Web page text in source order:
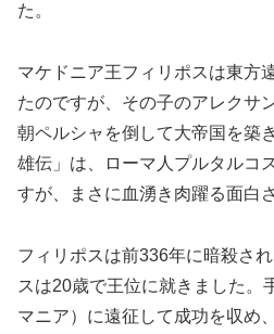
た。
マケドニア王フィリポスは東方
たのですが、その子のアレクサ
朝ペルシャを倒して大帝国を築
雄伝」は、ローマ人プルタルコ
すが、まさに血湧き肉躍る面白
フィリポスは前336年に暗殺さ
スは20歳で王位に就きました。
マニア）に遠征して成功を収め